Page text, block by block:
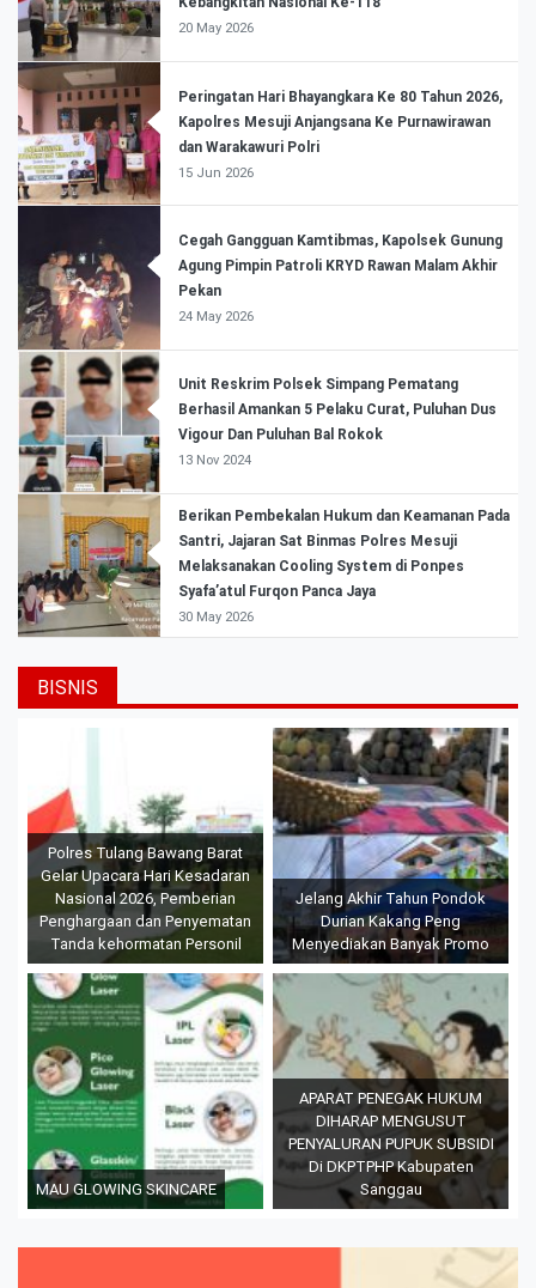
20 May 2026
Peringatan Hari Bhayangkara Ke 80 Tahun 2026,
Kapolres Mesuji Anjangsana Ke Purnawirawan
dan Warakawuri Polri
15 Jun 2026
Cegah Gangguan Kamtibmas, Kapolsek Gunung
Agung Pimpin Patroli KRYD Rawan Malam Akhir
Pekan
24 May 2026
Unit Reskrim Polsek Simpang Pematang
Berhasil Amankan 5 Pelaku Curat, Puluhan Dus
Vigour Dan Puluhan Bal Rokok
13 Nov 2024
Berikan Pembekalan Hukum dan Keamanan Pada
Santri, Jajaran Sat Binmas Polres Mesuji
Melaksanakan Cooling System di Ponpes
Syafa’atul Furqon Panca Jaya
30 May 2026
BISNIS
Polres Tulang Bawang Barat
Gelar Upacara Hari Kesadaran
Nasional 2026, Pemberian
Penghargaan dan Penyematan
Tanda kehormatan Personil
Jelang Akhir Tahun Pondok
Durian Kakang Peng
Menyediakan Banyak Promo
MAU GLOWING SKINCARE
APARAT PENEGAK HUKUM
DIHARAP MENGUSUT
PENYALURAN PUPUK SUBSIDI
Di DKPTPHP Kabupaten
Sanggau